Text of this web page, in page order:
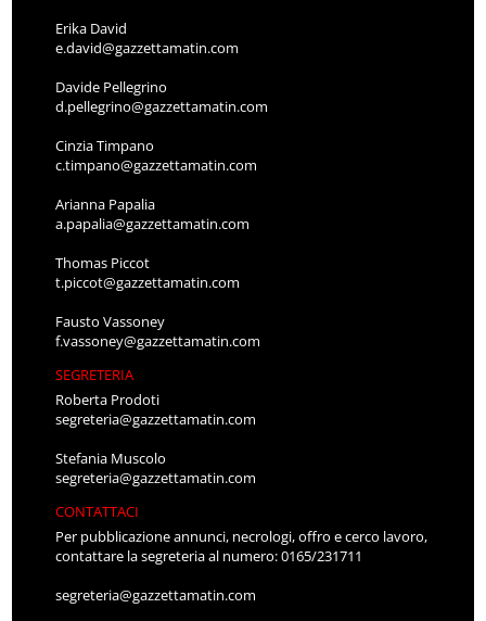
Erika David
e.david@gazzettamatin.com
Davide Pellegrino
d.pellegrino@gazzettamatin.com
Cinzia Timpano
c.timpano@gazzettamatin.com
Arianna Papalia
a.papalia@gazzettamatin.com
Thomas Piccot
t.piccot@gazzettamatin.com
Fausto Vassoney
f.vassoney@gazzettamatin.com
SEGRETERIA
Roberta Prodoti
segreteria@gazzettamatin.com
Stefania Muscolo
segreteria@gazzettamatin.com
CONTATTACI
Per pubblicazione annunci, necrologi, offro e cerco lavoro,
contattare la segreteria al numero: 0165/231711
segreteria@gazzettamatin.com